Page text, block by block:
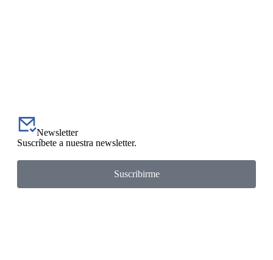
Newsletter
Suscríbete a nuestra newsletter.
Suscribirme